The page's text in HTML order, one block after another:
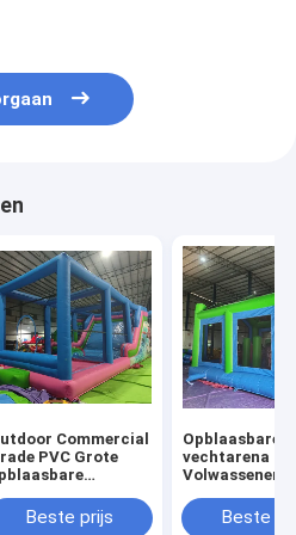
Commercial
PVC Grote
House
Bouncy
Beste prijs
Opblaasbare
vechtarena
Volwassenen
Park
Gladiator
Beste